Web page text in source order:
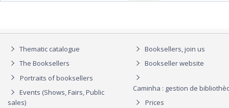
Thematic catalogue
The Booksellers
Portraits of booksellers
Events (Shows, Fairs, Public
sales)
Booksellers, join us
Bookseller website
Caminha : gestion de
Prices